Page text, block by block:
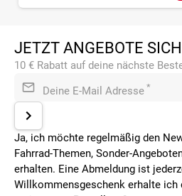
JETZT ANGEBOTE
10 € Rabatt auf deine nächste
Deine E-Mail Adresse *
Ja, ich möchte regelmäßig den
Fahrrad-Themen, Sonder-
erhalten. Eine Abmeldung ist
Willkommensgeschenk erhalte ich